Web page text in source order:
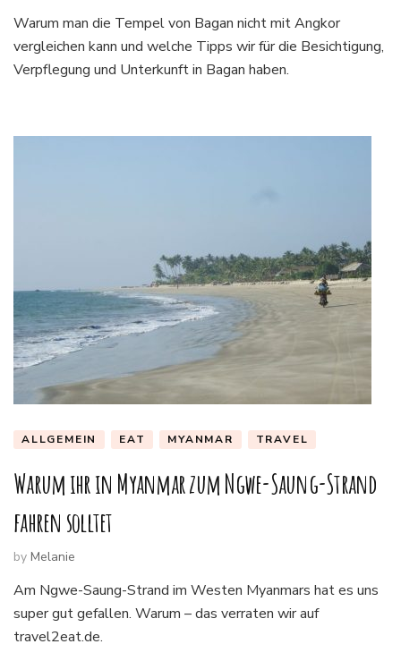
Warum man die Tempel von Bagan nicht mit Angkor
vergleichen kann und welche Tipps wir für die Besichtigung,
Verpflegung und Unterkunft in Bagan haben.
ALLGEMEIN EAT MYANMAR TRAVEL
Warum ihr in Myanmar zum Ngwe-Saung-Strand
fahren solltet
by Melanie
Am Ngwe-Saung-Strand im Westen Myanmars hat es uns
super gut gefallen. Warum – das verraten wir auf
travel2eat.de.